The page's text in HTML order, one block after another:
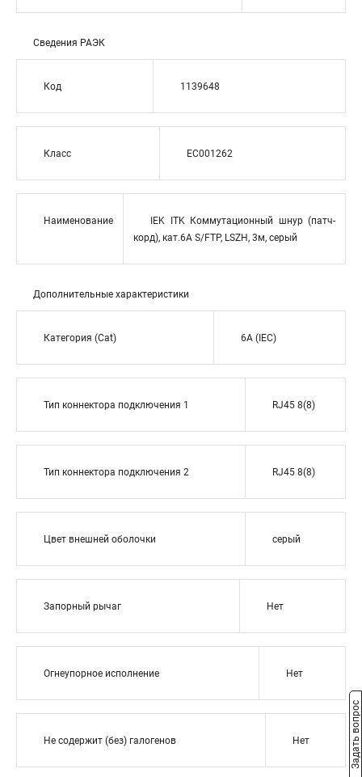
Сведения РАЭК
Код 1139648
Класс EC001262
Наименование
IEK ITK Коммутационный шнур (патч-
корд), кат.6А S/FTP, LSZH, 3м, серый
Дополнительные характеристики
Категория (Cat) 6A (IEC)
Тип коннектора подключения 1 RJ45 8(8)
Тип коннектора подключения 2 RJ45 8(8)
Цвет внешней оболочки серый
Запорный рычаг Нет
Огнеупорное исполнение Нет
Не содержит (без) галогенов Нет Задать вопрос